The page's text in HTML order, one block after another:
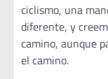
ciclismo, una
diferente, y
camino, aunque
el camino.